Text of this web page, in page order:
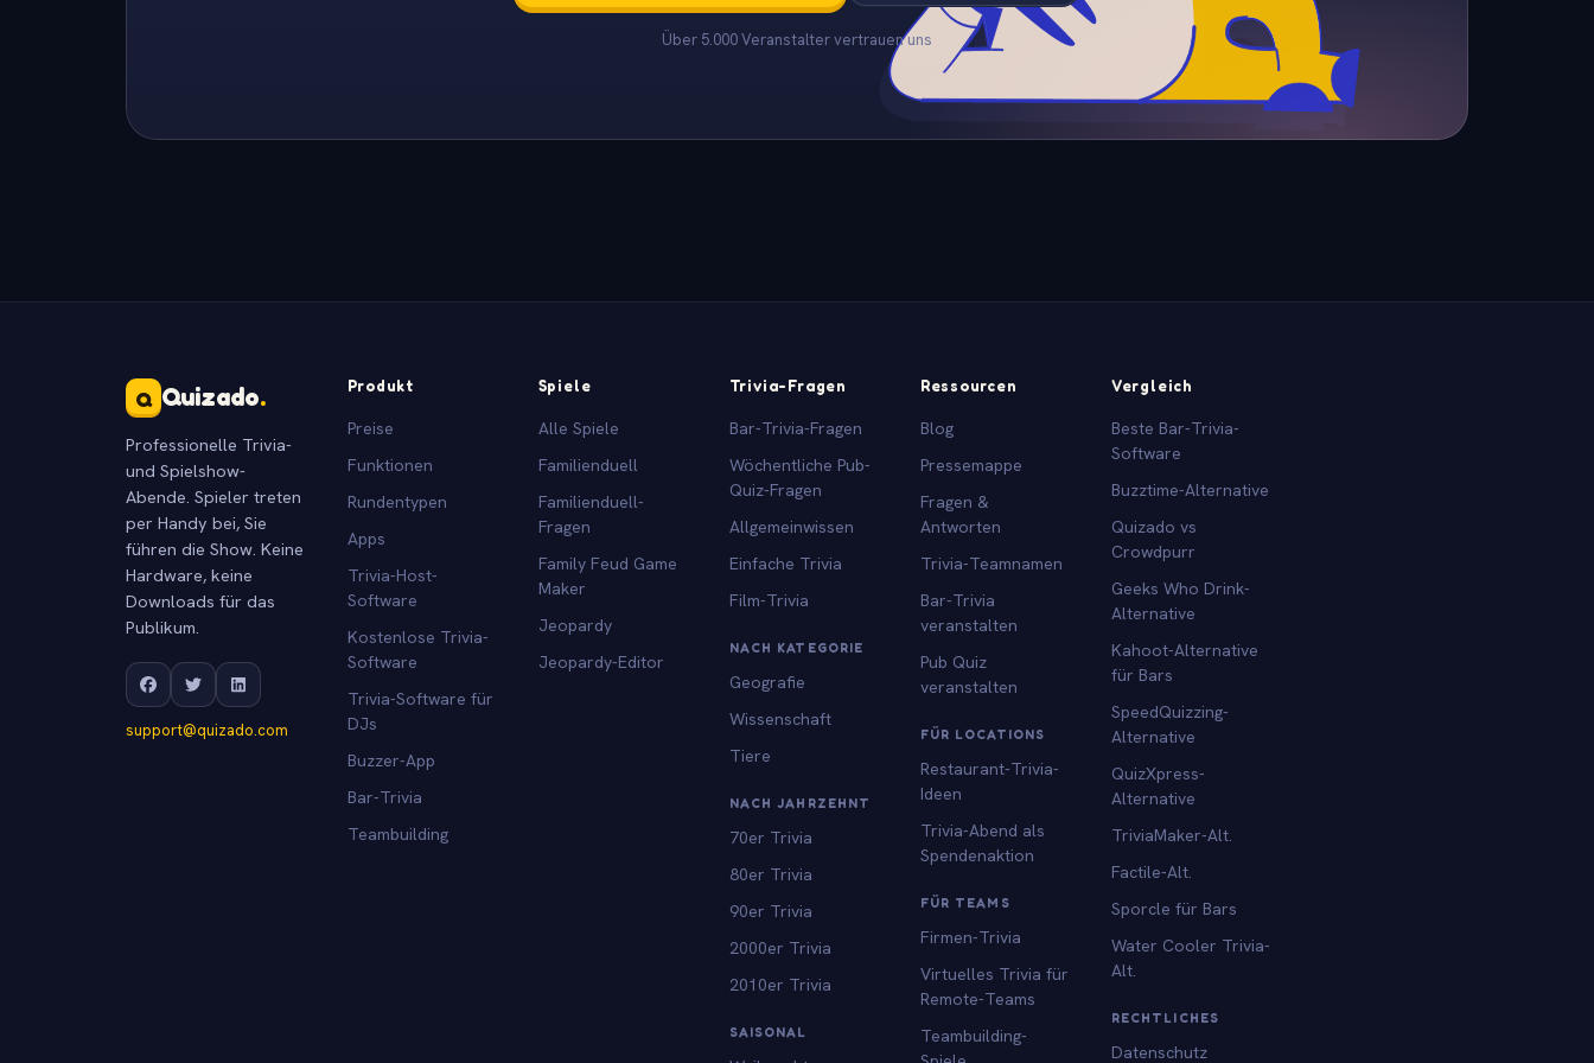
Über 5.000 Veranstalter vertrauen uns
Q Quizado.
Professionelle Trivia-
und Spielshow-
Abende. Spieler treten
per Handy bei, Sie
führen die Show. Keine
Hardware, keine
Downloads für das
Publikum.
support@quizado.com
Produkt
Preise
Funktionen
Rundentypen
Apps
Trivia-Host-
Software
Kostenlose Trivia-
Software
Trivia-Software für
DJs
Buzzer-App
Bar-Trivia
Teambuilding
Spiele
Alle Spiele
Familienduell
Familienduell-
Fragen
Family Feud Game
Maker
Jeopardy
Jeopardy-Editor
Trivia-Fragen
Bar-Trivia-Fragen
Wöchentliche Pub-
Quiz-Fragen
Allgemeinwissen
Einfache Trivia
Film-Trivia
NACH KATEGORIE
Geografie
Wissenschaft
Tiere
NACH JAHRZEHNT
70er Trivia
80er Trivia
90er Trivia
2000er Trivia
2010er Trivia
SAISONAL
Ressourcen
Blog
Pressemappe
Fragen &
Antworten
Trivia-Teamnamen
Bar-Trivia
veranstalten
Pub Quiz
veranstalten
FÜR LOCATIONS
Restaurant-Trivia-
Ideen
Trivia-Abend als
Spendenaktion
FÜR TEAMS
Firmen-Trivia
Virtuelles Trivia für
Remote-Teams
Teambuilding-
Vergleich
Beste Bar-Trivia-
Software
Buzztime-Alternative
Quizado vs
Crowdpurr
Geeks Who Drink-
Alternative
Kahoot-Alternative
für Bars
SpeedQuizzing-
Alternative
QuizXpress-
Alternative
TriviaMaker-Alt.
Factile-Alt.
Sporcle für Bars
Water Cooler Trivia-
Alt.
RECHTLICHES
Datenschutz